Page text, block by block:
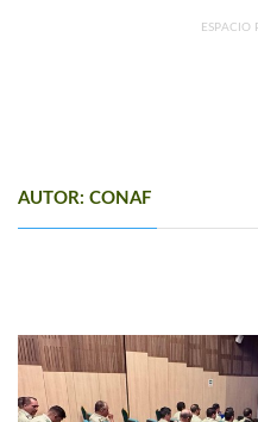
ESPACIO
AUTOR: CONAF